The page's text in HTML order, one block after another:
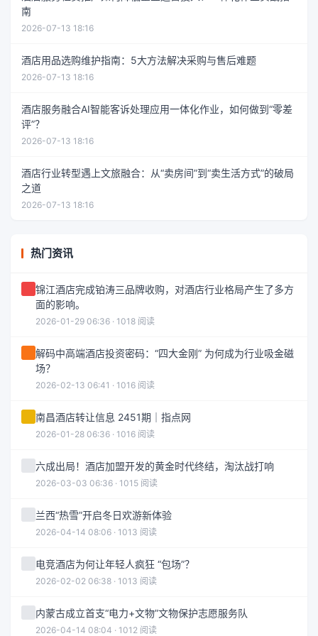
南
2026-07-13 18:16
酒店用品选购维护指南：5大方法解决采购与售后难题
2026-07-13 18:16
酒店服务融合AI智能客诉处理应用一体化作业，如何做到“零差
评”？
2026-07-13 18:16
酒店行业转型遇上文旅融合：从“卖房间”到“卖生活方式”的破局
之道
2026-07-13 18:16
热门资讯
锦江酒店完成铂涛三品牌收购，对酒店行业格局产生了多方
面的影响。
2026-01-29 06:36 · 1018 阅读
解码中高端酒店投资密码：“四大金刚” 为何成为行业吸金磁
场？
2026-02-13 06:41 · 1016 阅读
南昌酒店转让信息 2451期｜指点网
2026-01-28 06:36 · 1016 阅读
六成出局！酒店加盟开发的黄金时代终结，淘汰战打响
2026-03-03 06:36 · 1015 阅读
兰西“热雪”开启冬日欢游新体验
2026-04-14 08:06 · 1013 阅读
电竞酒店为何让年轻人疯狂 “包场”？
2026-02-02 06:38 · 1013 阅读
内蒙古成立首支“电力+文物”文物保护志愿服务队
2026-04-14 08:04 · 1012 阅读